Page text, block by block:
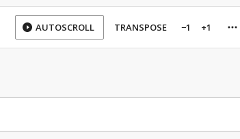
AUTOSCROLL TRANSPOSE −1 +1